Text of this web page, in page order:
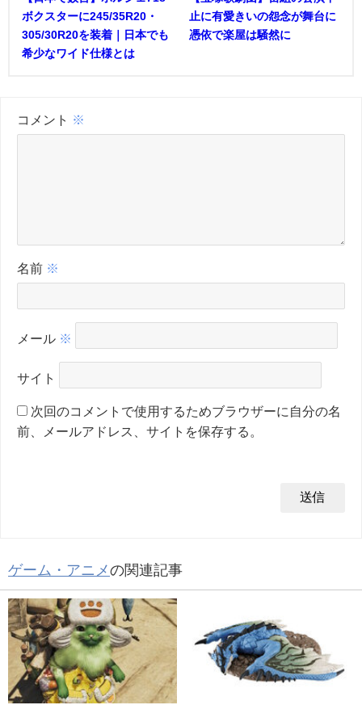
ボクスターに245/35R20・
305/30R20を装着｜日本でも
希少なワイド仕様とは
止に有愛きいの怨念が舞台に
憑依で楽屋は騒然に
コメント ※
名前 ※
メール ※
サイト
次回のコメントで使用するためブラウザーに自分の名
前、メールアドレス、サイトを保存する。
ゲーム・アニメの関連記事